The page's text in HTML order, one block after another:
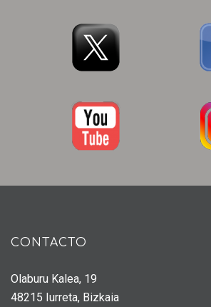
CONTACTO
Olaburu Kalea, 19
48215 Iurreta, Bizkaia